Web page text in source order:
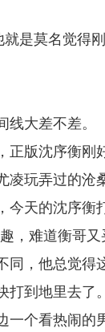
就是莫名觉得
线大差不差。
正版沈序衡刚
玩弄过的沧
今天的沈序衡
，难道衡哥又
同，他总觉得
打到地里去了。
一个看热闹的